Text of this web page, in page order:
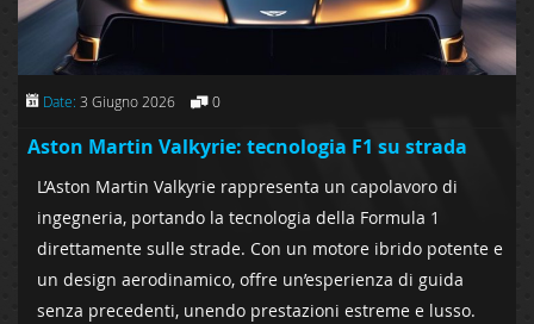
Date: 3 Giugno 2026 0
Aston Martin Valkyrie: tecnologia F1 su strada
L’Aston Martin Valkyrie rappresenta un capolavoro di
ingegneria, portando la tecnologia della Formula 1
direttamente sulle strade. Con un motore ibrido potente e
un design aerodinamico, offre un’esperienza di guida
senza precedenti, unendo prestazioni estreme e lusso.